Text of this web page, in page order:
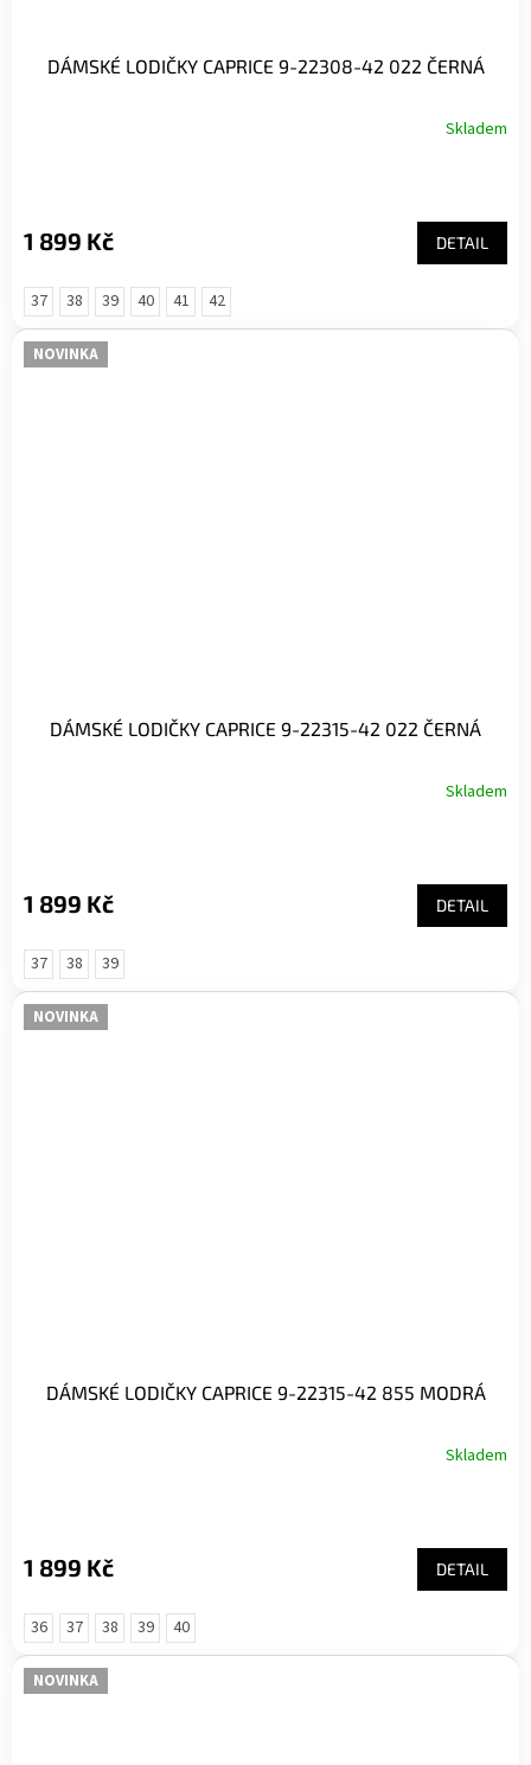
DÁMSKÉ LODIČKY CAPRICE 9-22308-42 022 ČERNÁ
Skladem
1 899 Kč DETAIL
37 38 39 40 41 42
NOVINKA
DÁMSKÉ LODIČKY CAPRICE 9-22315-42 022 ČERNÁ
Skladem
1 899 Kč DETAIL
37 38 39
NOVINKA
DÁMSKÉ LODIČKY CAPRICE 9-22315-42 855 MODRÁ
Skladem
1 899 Kč DETAIL
36 37 38 39 40
NOVINKA